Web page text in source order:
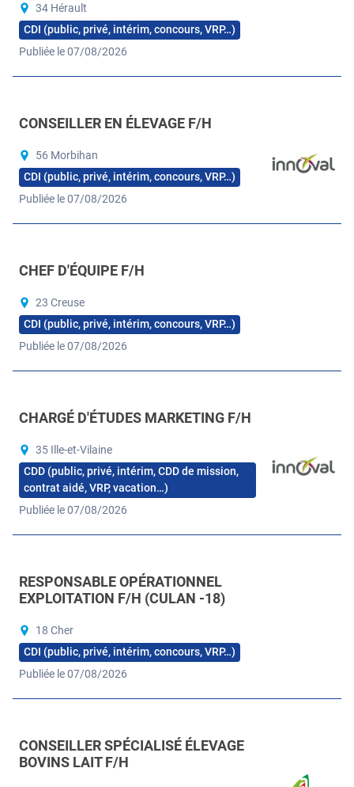
34 Hérault
CDI (public, privé, intérim, concours, VRP…)
Publiée le 07/08/2026
CONSEILLER EN ÉLEVAGE F/H
56 Morbihan
CDI (public, privé, intérim, concours, VRP…)
Publiée le 07/08/2026
CHEF D'ÉQUIPE F/H
23 Creuse
CDI (public, privé, intérim, concours, VRP…)
Publiée le 07/08/2026
CHARGÉ D'ÉTUDES MARKETING F/H
35 Ille-et-Vilaine
CDD (public, privé, intérim, CDD de mission,
contrat aidé, VRP, vacation…)
Publiée le 07/08/2026
RESPONSABLE OPÉRATIONNEL
EXPLOITATION F/H (CULAN -18)
18 Cher
CDI (public, privé, intérim, concours, VRP…)
Publiée le 07/08/2026
CONSEILLER SPÉCIALISÉ ÉLEVAGE
BOVINS LAIT F/H